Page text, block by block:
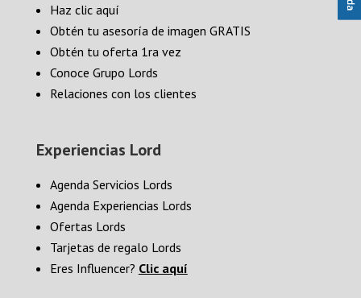
Haz clic aquí
Obtén tu asesoría de imagen GRATIS
Obtén tu oferta 1ra vez
Conoce Grupo Lords
Relaciones con los clientes
Experiencias Lord
Agenda Servicios Lords
Agenda Experiencias Lords
Ofertas Lords
Tarjetas de regalo Lords
Eres Influencer? Clic aquí